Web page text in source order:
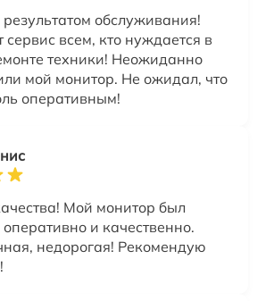
обслуживания!
сервис всем, кто нуждается в
техники! Неожиданно
мой монитор. Не ожидал, что
оперативным!
Мой монитор был
и качественно.
недорогая! Рекомендую